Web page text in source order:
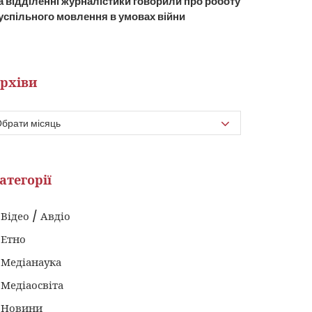
мовлення в умовах війни
Відео / Авдіо
Етно
Медіанаука
Медіаосвіта
Новини